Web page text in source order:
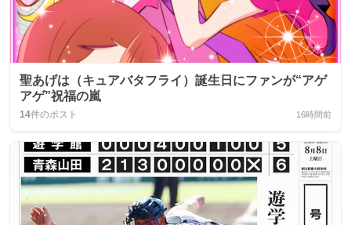
聖あげは（キュアバタフライ）誕生日にファンが“アゲ
アゲ”祝福の嵐
14件のポスト 16時間前